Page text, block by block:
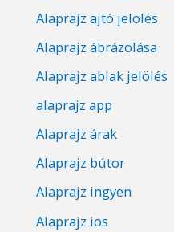
Alaprajz ajtó jelölés
Alaprajz ábrázolása
Alaprajz ablak jelölés
alaprajz app
Alaprajz árak
Alaprajz bútor
Alaprajz ingyen
Alaprajz ios